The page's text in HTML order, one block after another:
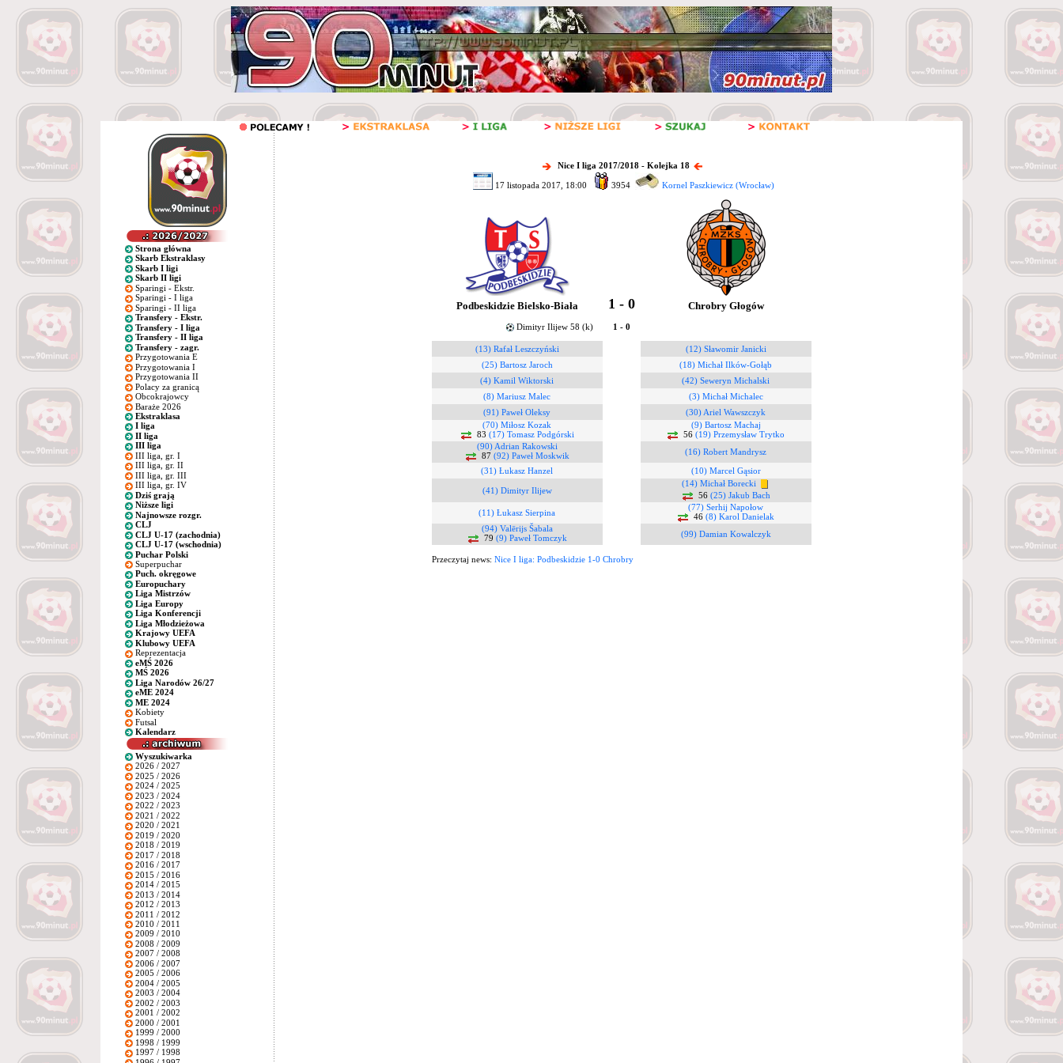
Strona główna
Skarb Ekstraklasy
Skarb I ligi
Skarb II ligi
Sparingi - Ekstr.
Sparingi - I liga
Sparingi - II liga
Transfery - Ekstr.
Transfery - I liga
Transfery - II liga
Transfery - zagr.
Przygotowania E
Przygotowania I
Przygotowania II
Polacy za granicą
Obcokrajowcy
Baraże 2026
Ekstraklasa
I liga
II liga
III liga
III liga, gr. I
III liga, gr. II
III liga, gr. III
III liga, gr. IV
Dziś grają
Niższe ligi
Najnowsze rozgr.
CLJ
CLJ U-17 (zachodnia)
CLJ U-17 (wschodnia)
Puchar Polski
Superpuchar
Puch. okręgowe
Europuchary
Liga Mistrzów
Liga Europy
Liga Konferencji
Liga Młodzieżowa
Krajowy UEFA
Klubowy UEFA
Reprezentacja
eMŚ 2026
MŚ 2026
Liga Narodów 26/27
eME 2024
ME 2024
Kobiety
Futsal
Kalendarz
Wyszukiwarka
2026 / 2027
2025 / 2026
2024 / 2025
2023 / 2024
2022 / 2023
2021 / 2022
2020 / 2021
2019 / 2020
2018 / 2019
2017 / 2018
2016 / 2017
2015 / 2016
2014 / 2015
2013 / 2014
2012 / 2013
2011 / 2012
2010 / 2011
2009 / 2010
2008 / 2009
2007 / 2008
2006 / 2007
2005 / 2006
2004 / 2005
2003 / 2004
2002 / 2003
2001 / 2002
2000 / 2001
1999 / 2000
1998 / 1999
1997 / 1998
Nice I liga 2017/2018 - Kolejka 18
17 listopada 2017, 18:00 3954 Kornel Paszkiewicz (Wrocław)
Podbeskidzie Bielsko-Biała 1 - 0 Chrobry Głogów
Dimityr Ilijew 58 (k) 1 - 0
(13) Rafał Leszczyński
(12) Sławomir Janicki
(25) Bartosz Jaroch
(18) Michał Ilków-Gołąb
(4) Kamil Wiktorski
(42) Seweryn Michalski
(8) Mariusz Malec
(3) Michał Michalec
(91) Paweł Oleksy
(30) Ariel Wawszczyk
(70) Miłosz Kozak
83 (17) Tomasz Podgórski
(9) Bartosz Machaj
56 (19) Przemysław Trytko
(90) Adrian Rakowski
87 (92) Paweł Moskwik
(16) Robert Mandrysz
(31) Łukasz Hanzel
(10) Marcel Gąsior
(41) Dimityr Ilijew
(14) Michał Borecki
56 (25) Jakub Bach
(11) Łukasz Sierpina
(77) Serhij Napołow
46 (8) Karol Danielak
(94) Valērijs Šabala
79 (9) Paweł Tomczyk (99) Damian Kowalczyk
Przeczytaj news: Nice I liga: Podbeskidzie 1-0 Chrobry